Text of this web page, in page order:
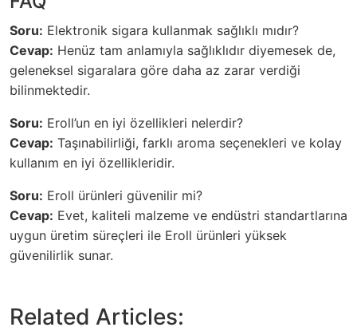
Soru: Elektronik sigara kullanmak sağlıklı mıdır?
Cevap: Henüz tam anlamıyla sağlıklıdır diyemesek de,
geleneksel sigaralara göre daha az zarar verdiği
bilinmektedir.
Soru: Eroll’un en iyi özellikleri nelerdir?
Cevap: Taşınabilirliği, farklı aroma seçenekleri ve kolay
kullanım en iyi özellikleridir.
Soru: Eroll ürünleri güvenilir mi?
Cevap: Evet, kaliteli malzeme ve endüstri standartlarına
uygun üretim süreçleri ile Eroll ürünleri yüksek
güvenilirlik sunar.
Related Articles: